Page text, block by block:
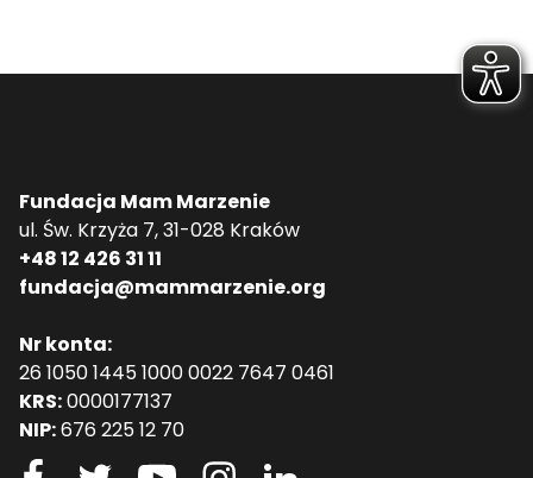
Fundacja Mam Marzenie
ul. Św. Krzyża 7, 31-028 Kraków
+48 12 426 31 11
fundacja@mammarzenie.org
Nr konta:
26 1050 1445 1000 0022 7647 0461
KRS:0000177137
NIP:676 225 12 70